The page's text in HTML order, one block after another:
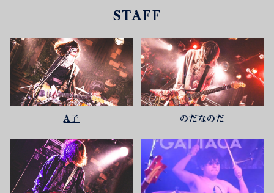
STAFF
A子 のだなのだ